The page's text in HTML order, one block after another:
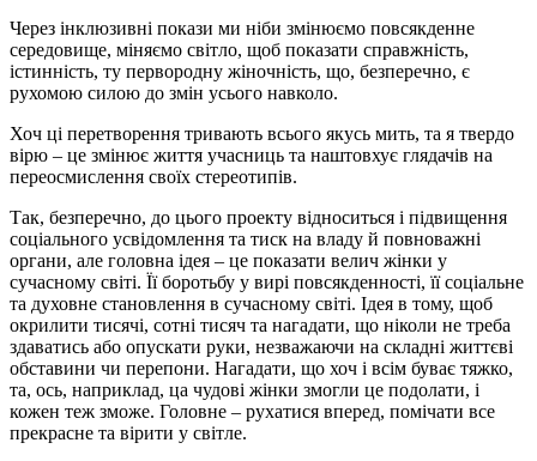
Через інклюзивні покази ми ніби змінюємо повсякденне
середовище, міняємо світло, щоб показати справжність,
істинність, ту первородну жіночність, що, безперечно, є
рухомою силою до змін усього навколо.
Хоч ці перетворення тривають всього якусь мить, та я твердо
вірю – це змінює життя учасниць та наштовхує глядачів на
переосмислення своїх стереотипів.
Так, безперечно, до цього проекту відноситься і підвищення
соціального усвідомлення та тиск на владу й повноважні
органи, але головна ідея – це показати велич жінки у
сучасному світі. Її боротьбу у вирі повсякденності, її соціальне
та духовне становлення в сучасному світі. Ідея в тому, щоб
окрилити тисячі, сотні тисяч та нагадати, що ніколи не треба
здаватись або опускати руки, незважаючи на складні життєві
обставини чи перепони. Нагадати, що хоч і всім буває тяжко,
та, ось, наприклад, ца чудові жінки змогли це подолати, і
кожен теж зможе. Головне – рухатися вперед, помічати все
прекрасне та вірити у світле.